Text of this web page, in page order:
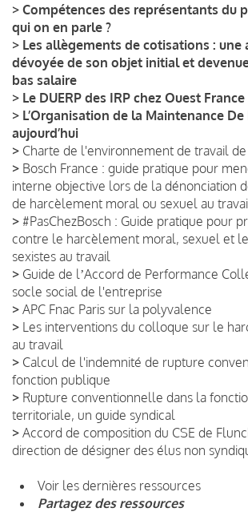
> Compétences des représentants du
qui on en parle ?
> Les allègements de cotisations : une
dévoyée de son objet initial et
bas salaire
> Le DUERP des IRP chez Ouest France
> L’Organisation de la Maintenance De
aujourd’hui
> Charte de l'environnement de travail
> Bosch France : guide pratique pour
interne objective lors de la dénonciation
de harcèlement moral ou sexuel au
> #PasChezBosch : Guide pratique pour
contre le harcèlement moral, sexuel et
sexistes au travail
> Guide de lʼAccord de Performance
socle social de l'entreprise
> APC Fnac Paris sur la polyvalence
> Les interventions du colloque sur le
au travail
> Calcul de l'indemnité de rupture
fonction publique
> Rupture conventionnelle dans la
territoriale, un guide syndical
> Accord de composition du CSE de
direction de désigner des élus non
Voir les dernières ressources
Partagez des ressources